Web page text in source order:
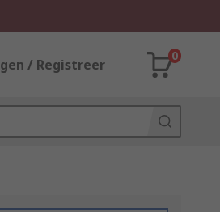
/ Registreer
0